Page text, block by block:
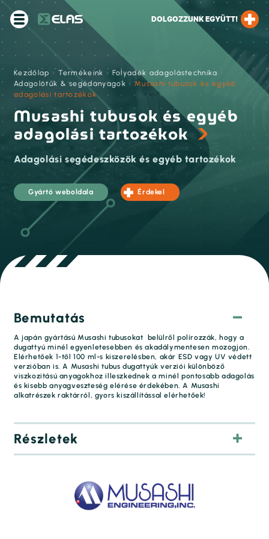
DOLGOZZUNK EGYÜTT!
Kezdőlap › Termékeink › Folyadék adagolástechnika
Adagolótűk & segédanyagok ›Musashi tubusok és egyéb
adagolási tartozékok
Musashi tubusok és egyéb
adagolási tartozékok
Adagolási segédeszközök és egyéb tartozékok
Gyártó weboldala Érdekel
Bemutatás
A japán gyártású Musashi tubusokat belülről polírozzák, hogy a
dugattyú minél egyenletesebben és akadálymentesen mozogjon.
Elérhetőek 1-től 100 ml-s kiszerelésben, akár ESD vagy UV védett
verzióban is. A Musashi tubus dugattyúk verziói különböző
viszkozitású anyagokhoz illeszkednek a minél pontosabb adagolás
és kisebb anyagveszteség elérése érdekében. A Musashi
alkatrészek raktárról, gyors kiszállítással elérhetőek!
Részletek